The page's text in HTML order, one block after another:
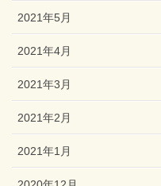
2021年5月
2021年4月
2021年3月
2021年2月
2021年1月